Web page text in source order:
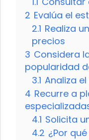
2 Evalúa el
2.1 Realiza
precios
3 Considera
popularidad
3.1 Analiza
4 Recurre a
4.1 Solicita
4.2 ¿Por